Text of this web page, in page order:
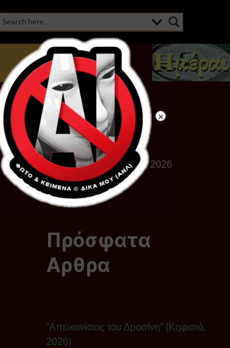
Πέμπτη, Αυγούστου 06, 2026
Πρόσφατα
Αρθρα
“Απεικονίσεις του Δροσίνη” (Κηφισιά,
2026)